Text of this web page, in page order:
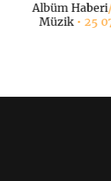
Albüm Haberi
Müzik• 25